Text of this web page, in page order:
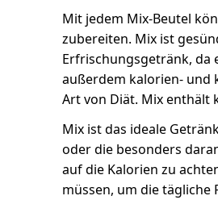
Mit jedem Mix-Beutel
zubereiten. Mix ist
Erfrischungsgetränk, da
außerdem kalorien- und
Art von Diät. Mix enthält
Mix ist das ideale
oder die besonders
auf die Kalorien zu
müssen, um die